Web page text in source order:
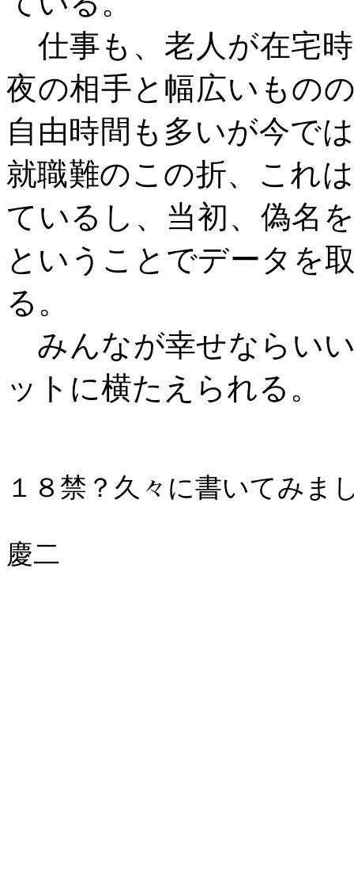
仕事も、老人が在宅
夜の相手と幅広いもの
自由時間も多いが今で
就職難のこの折、これ
ているし、当初、偽名
ということでデータを
る。
みんなが幸せならい
ットに横たえられる。
１８禁？久々に書いてみま
慶二